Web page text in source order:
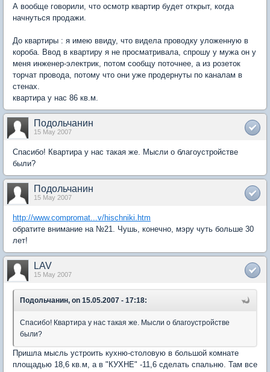
А вообще говорили, что осмотр квартир будет открыт, когда
начнуться продажи.
До квартиры : я имею ввиду, что видела проводку уложенную в
короба. Ввод в квартиру я не просматривала, спрошу у мужа он у
меня инженер-электрик, потом сообщу поточнее, а из розеток
торчат провода, потому что они уже продернуты по каналам в
стенах.
квартира у нас 86 кв.м.
Подольчанин
15 May 2007
Спасибо! Квартира у нас такая же. Мысли о благоустройстве
были?
Подольчанин
15 May 2007
http://www.compromat...v/hischniki.htm
обратите внимание на №21. Чушь, конечно, мэру чуть больше 30
лет!
LAV
15 May 2007
Подольчанин, on 15.05.2007 - 17:18:
Спасибо! Квартира у нас такая же. Мысли о благоустройстве
были?
Пришла мысль устроить кухню-столовую в большой комнате
площадью 18,6 кв.м, а в "КУХНЕ" -11,6 сделать спальню. Там все